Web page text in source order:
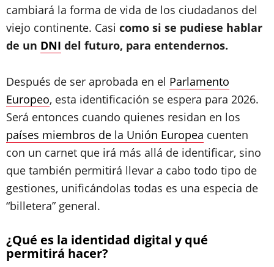
cambiará la forma de vida de los ciudadanos del
viejo continente. Casi como si se pudiese hablar
de un DNI del futuro, para entendernos.
Después de ser aprobada en el Parlamento
Europeo, esta identificación se espera para 2026.
Será entonces cuando quienes residan en los
países miembros de la Unión Europea cuenten
con un carnet que irá más allá de identificar, sino
que también permitirá llevar a cabo todo tipo de
gestiones, unificándolas todas es una especia de
“billetera” general.
¿Qué es la identidad digital y qué
permitirá hacer?